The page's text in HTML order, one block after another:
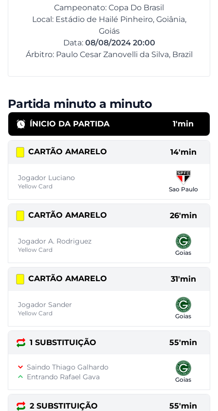
Campeonato: Copa Do Brasil
Local: Estádio de Hailé Pinheiro, Goiânia,
Goiás
Data: 08/08/2024 20:00
Árbitro: Paulo Cesar Zanovelli da Silva, Brazil
Partida minuto a minuto
ÍNICIO DA PARTIDA 1'min
CARTÃO AMARELO 14'min
Jogador Luciano
Yellow Card Sao Paulo
CARTÃO AMARELO 26'min
Jogador A. Rodriguez
Yellow Card Goias
CARTÃO AMARELO 31'min
Jogador Sander
Yellow Card Goias
1 SUBSTITUIÇÃO 55'min
Saindo Thiago Galhardo
Entrando Rafael Gava
Goias
2 SUBSTITUIÇÃO 55'min